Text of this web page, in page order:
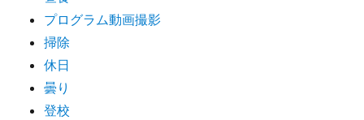
プログラム動画撮影
掃除
休日
曇り
登校